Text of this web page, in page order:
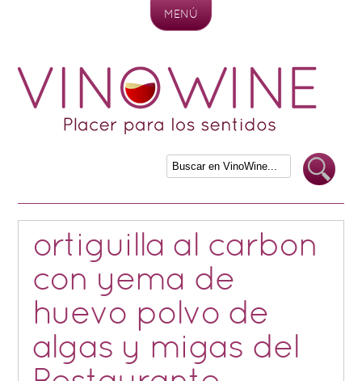
MENÚ
ortiguilla al carbon
con yema de
huevo polvo de
algas y migas del